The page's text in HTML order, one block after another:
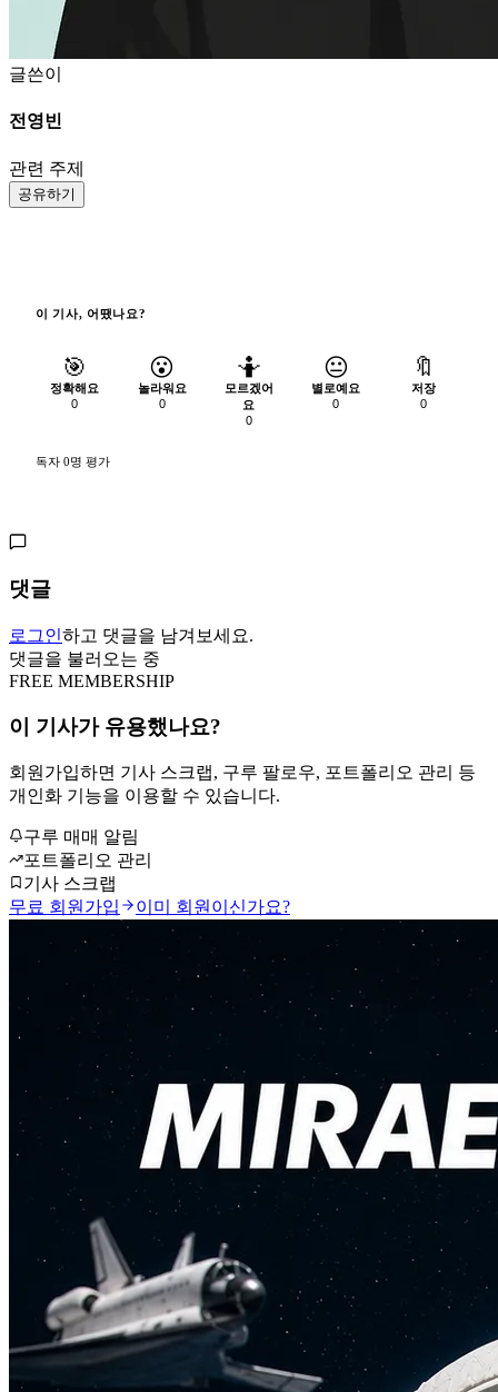
글쓴이
전영빈
관련 주제
공유하기
이 기사, 어땠나요?
🎯
정확해요
0
😮
놀라워요
0
🤷
모르겠어
요
0
😐
별로예요
0
🔖
저장
0
독자 0명 평가
댓글
로그인하고 댓글을 남겨보세요.
댓글을 불러오는 중
FREE MEMBERSHIP
이 기사가 유용했나요?
회원가입하면 기사 스크랩, 구루 팔로우, 포트폴리오 관리 등
개인화 기능을 이용할 수 있습니다.
구루 매매 알림
포트폴리오 관리
기사 스크랩
무료 회원가입
이미 회원이신가요?